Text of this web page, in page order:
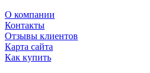
О компании
Контакты
Отзывы клиентов
Карта сайта
Как купить